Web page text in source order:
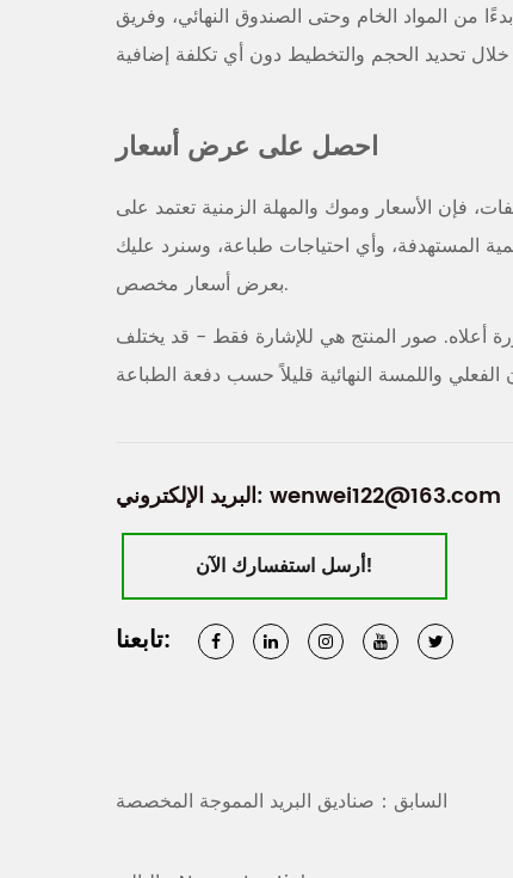
من المواد الخام وحتى الصندوق النهائي، وفريق
احصل على عرض أسعار
فإن الأسعار وموك والمهلة الزمنية تعتمد على
المستهدفة، وأي احتياجات طباعة، وسنرد عليك
بعرض أسعار مخصص.
أعلاه. صور المنتج هي للإشارة فقط - قد يختلف
البريد الإلكتروني:wenwei122@163.com
أرسل استفسارك الآن!
تابعنا:
السابق：صناديق البريد المموجة المخصصة